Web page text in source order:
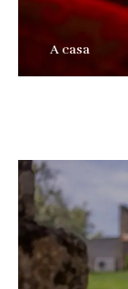
A casa